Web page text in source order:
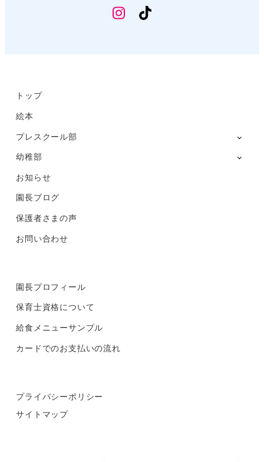
幼 TikTok
トップ
絵本
プレスクール部
幼稚部
お知らせ
園長ブログ
保護者さまの声
お問い合わせ
園長プロフィール
保育士資格について
給食メニューサンプル
カードでのお支払いの流れ
プライバシーポリシー
サイトマップ